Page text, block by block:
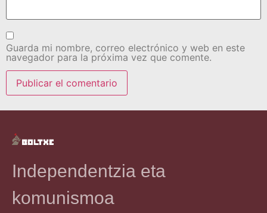
Guarda mi nombre, correo electrónico y web en este
navegador para la próxima vez que comente.
Independentzia eta
komunismoa